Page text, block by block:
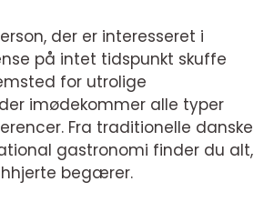
der er interesseret i
på intet tidspunkt skuffe
for utrolige
imødekommer alle typer
Fra traditionelle danske
gastronomi finder du alt,
begærer.